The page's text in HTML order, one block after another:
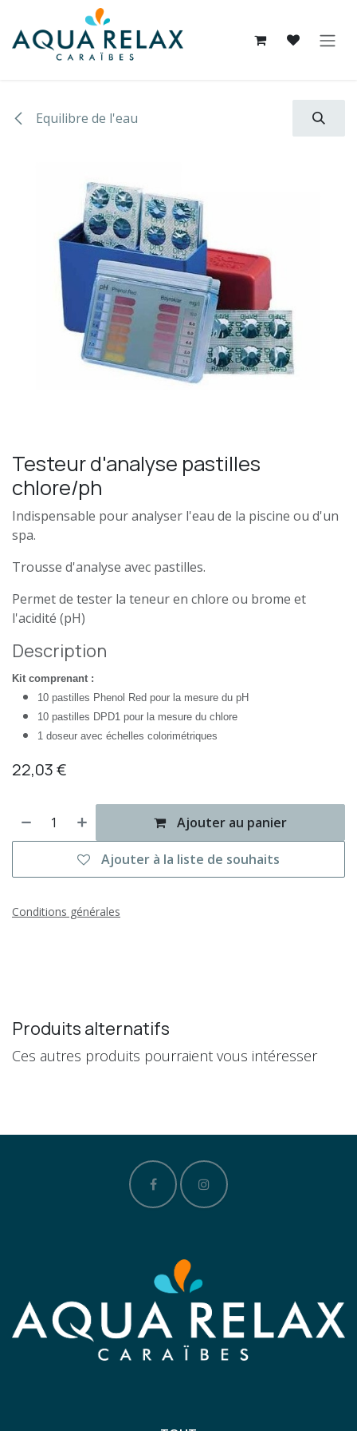
Se rendre au contenu
Equilibre de l'eau
Testeur d'analyse pastilles
chlore/ph
Indispensable pour analyser l'eau de la piscine ou d'un
spa.
Trousse d'analyse avec pastilles.
Permet de tester la teneur en chlore ou brome et
l'acidité (pH)
Description
Kit comprenant :
10 pastilles Phenol Red pour la mesure du pH
10 pastilles DPD1 pour la mesure du chlore
1 doseur avec échelles colorimétriques
22,03€
Ajouter au panier
Ajouter à la liste de souhaits
Conditions générales
Produits alternatifs
Ces autres produits pourraient vous intéresser